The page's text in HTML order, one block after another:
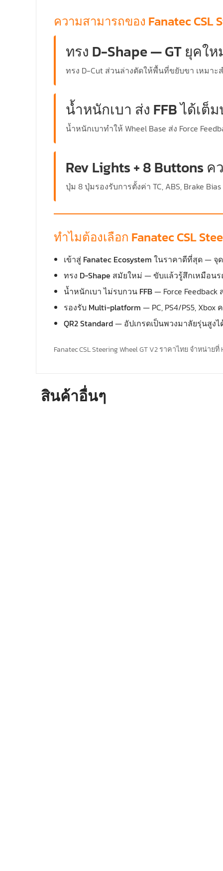
ความสามารถของ Fanatec CSL
ทรง D-Shape — GT ยุคใ
ทรง D-Cut ส่วนล่างตัดให้พื้นที่ขยับขา เหมาะ
น้ำหนักเบา ส่ง FFB ได้เต็
น้ำหนักเบาทำให้ Wheel Base ส่ง Force
Rev Lights + 8 Buttons
ปุ่ม 8 ปุ่มรองรับการตั้งค่า TC, ABS, Brake
ทำไมต้องเลือก Fanatec CSL
เข้าสู่ Fanatec Ecosystem ในราคาดีที่สุด— จุ
ทรง D-Shape สมัยใหม่ — ขับแล้วรู้สึกเหมือนร
น้ำหนักเบา ไม่รบกวน FFB— Force Feedback
รองรับ Multi-platform — PC, PS4/PS5, Xbox
QR2 Standard— อัปเกรดเป็นพวงมาลัยรุ่นสูงไ
Fanatec CSL Steering Wheel GT V2 ราคาไทย จำหน่าย
สินค้าอื่นๆ